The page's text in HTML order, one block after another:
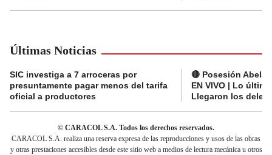
Últimas Noticias
SIC investiga a 7 arroceras por
presuntamente pagar menos del tarifa
oficial a productores
🔴 Posesión
EN VIVO | Lo
Llegaron los
© CARACOL S.A. Todos los derechos reservados.
CARACOL S.A. realiza una reserva expresa de las reproducciones y usos de las obras
y otras prestaciones accesibles desde este sitio web a medios de lectura mecánica u otros